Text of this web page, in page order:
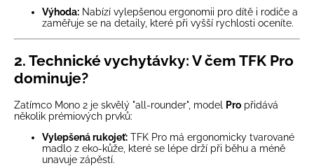
Výhoda: Nabízí vylepšenou ergonomii pro dítě i rodiče a
zaměřuje se na detaily, které při vyšší rychlosti oceníte.
2. Technické vychytávky: V čem TFK Pro
dominuje?
Zatímco Mono 2 je skvělý "all-rounder", model Pro přidává
několik prémiových prvků:
Vylepšená rukojeť: TFK Pro má ergonomicky tvarované
madlo z eko-kůže, které se lépe drží při běhu a méně
unavuje zápěstí.